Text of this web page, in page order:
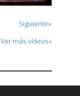
Siguiente»
Ver más vídeos»